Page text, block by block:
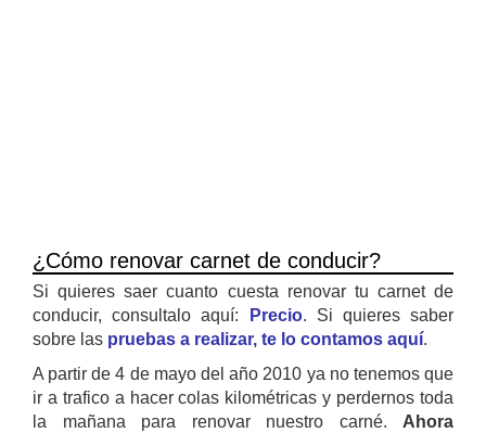
¿Cómo renovar carnet de conducir?
Si quieres saer cuanto cuesta renovar tu carnet de
conducir, consultalo aquí:
Precio. Si quieres saber
sobre las pruebas a realizar, te lo contamos aquí.
A partir de 4 de mayo del año 2010 ya no tenemos que
ir a trafico a hacer colas kilométricas y perdernos toda
la mañana para renovar nuestro carné. Ahora